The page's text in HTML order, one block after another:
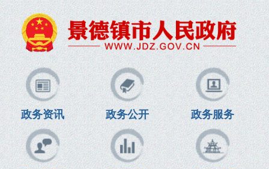
政务资讯 政务公开 政务服务